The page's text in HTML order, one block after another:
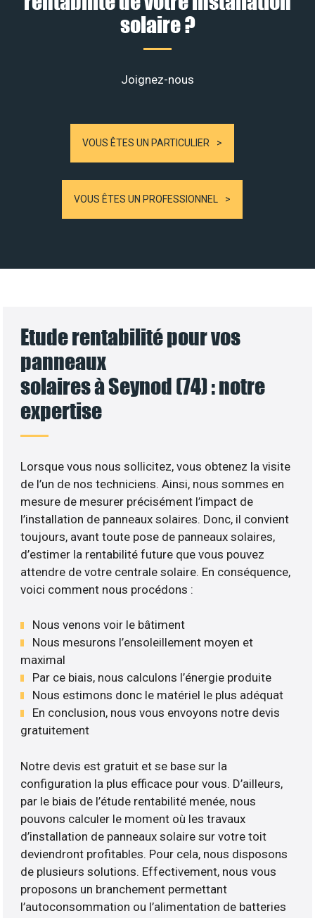
solaire ?
Joignez-nous
VOUS ÊTES UN PARTICULIER
VOUS ÊTES UN PROFESSIONNEL
Etude rentabilité pour vos
panneaux
solaires à Seynod (74) : notre
expertise
Lorsque vous nous sollicitez, vous obtenez la visite
de l’un de nos techniciens. Ainsi, nous sommes en
mesure de mesurer précisément l’impact de
l’installation de panneaux solaires. Donc, il convient
toujours, avant toute pose de panneaux solaires,
d’estimer la rentabilité future que vous pouvez
attendre de votre centrale solaire. En conséquence,
voici comment nous procédons :
Nous venons voir le bâtiment
Nous mesurons l’ensoleillement moyen et
maximal
Par ce biais, nous calculons l’énergie produite
Nous estimons donc le matériel le plus adéquat
En conclusion, nous vous envoyons notre devis
gratuitement
Notre devis est gratuit et se base sur la
configuration la plus efficace pour vous. D’ailleurs,
par le biais de l’étude rentabilité menée, nous
pouvons calculer le moment où les travaux
d’installation de panneaux solaire sur votre toit
deviendront profitables. Pour cela, nous disposons
de plusieurs solutions. Effectivement, nous vous
proposons un branchement permettant
l’autoconsommation ou l’alimentation de batteries